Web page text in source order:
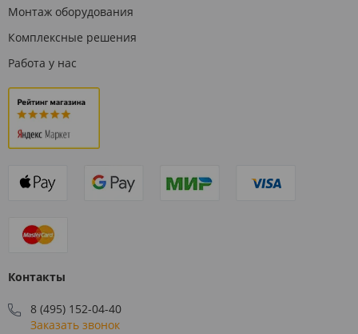
Монтаж оборудования
Комплексные решения
Работа у нас
Контакты
8 (495) 152-04-40
Заказать звонок